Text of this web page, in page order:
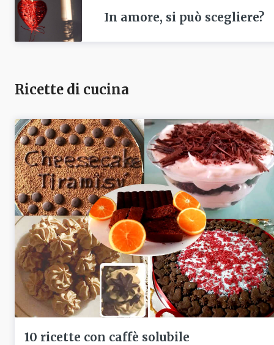
In amore, si può scegliere?
Ricette di cucina
10 ricette con caffè solubile